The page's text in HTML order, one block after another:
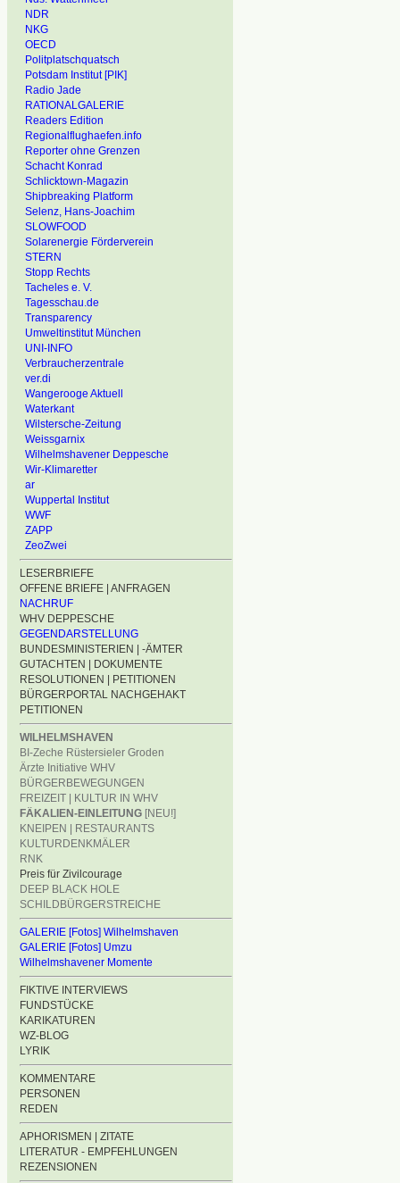
NDR
NKG
OECD
Politplatschquatsch
Potsdam Institut [PIK]
Radio Jade
RATIONALGALERIE
Readers Edition
Regionalflughaefen.info
Reporter ohne Grenzen
Schacht Konrad
Schlicktown-Magazin
Shipbreaking Platform
Selenz, Hans-Joachim
SLOWFOOD
Solarenergie Förderverein
STERN
Stopp Rechts
Tacheles e. V.
Tagesschau.de
Transparency
Umweltinstitut München
UNI-INFO
Verbraucherzentrale
ver.di
Wangerooge Aktuell
Waterkant
Wilstersche-Zeitung
Weissgarnix
Wilhelmshavener Deppesche
Wir-Klimaretter
ar
Wuppertal Institut
WWF
ZAPP
ZeoZwei
LESERBRIEFE
OFFENE BRIEFE | ANFRAGEN
NACHRUF
WHV DEPPESCHE
GEGENDARSTELLUNG
BUNDESMINISTERIEN | -ÄMTER
GUTACHTEN | DOKUMENTE
RESOLUTIONEN | PETITIONEN
BÜRGERPORTAL NACHGEHAKT
PETITIONEN
WILHELMSHAVEN
BI-Zeche Rüstersieler Groden
Ärzte Initiative WHV
BÜRGERBEWEGUNGEN
FREIZEIT | KULTUR IN WHV
FÄKALIEN-EINLEITUNG [NEU!]
KNEIPEN | RESTAURANTS
KULTURDENKMÄLER
RNK
Preis für Zivilcourage
DEEP BLACK HOLE
SCHILDBÜRGERSTREICHE
GALERIE [Fotos] Wilhelmshaven
GALERIE [Fotos] Umzu
Wilhelmshavener Momente
FIKTIVE INTERVIEWS
FUNDSTÜCKE
KARIKATUREN
WZ-BLOG
LYRIK
KOMMENTARE
PERSONEN
REDEN
APHORISMEN | ZITATE
LITERATUR - EMPFEHLUNGEN
REZENSIONEN